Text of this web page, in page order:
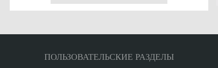
ПОЛЬЗОВАТЕЛЬСКИЕ РАЗДЕЛЫ